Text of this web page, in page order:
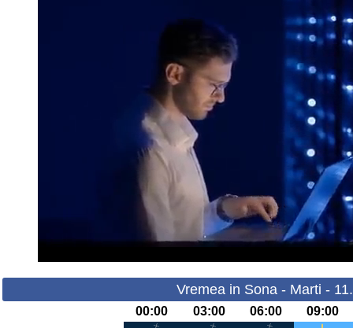
Vremea in Sona - Marti -
00:00 03:00 06:00 09:00